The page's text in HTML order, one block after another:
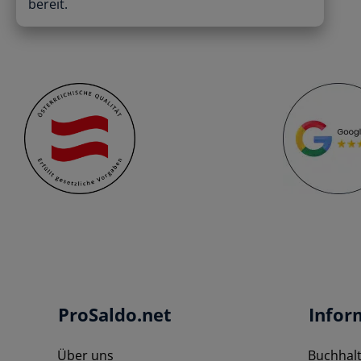
bereit.
ProSaldo.net
Über uns